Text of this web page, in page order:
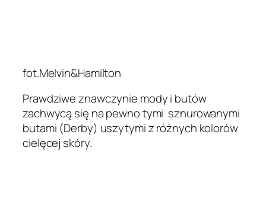
fot.Melvin&Hamilton
Prawdziwe znawczynie mody i butów
zachwycą się na pewno tymi sznurowanymi
butami (Derby) uszytymi z różnych kolorów
cielęcej skóry.